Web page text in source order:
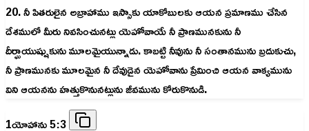
20. నీ పితరులైన అబ్రాహాము ఇస్సాకు యాకోబులకు ఆయన ప్రమాణము చేసిన
దేశములో మీరు నివసించునట్లు యెహోవాయే నీ ప్రాణమునకును నీ
దీర్ఘాయుష్షుకును మూలమైయున్నాడు. కాబట్టి నీవును నీ సంతానమును బ్రదుకుచు,
నీ ప్రాణమునకు మూలమైన నీ దేవుడైన యెహోవాను ప్రేమించి ఆయన వాక్యమును
విని ఆయనను హత్తుకొనునట్లును జీవమును కోరుకొనుడి.
1యోహాను 5:3